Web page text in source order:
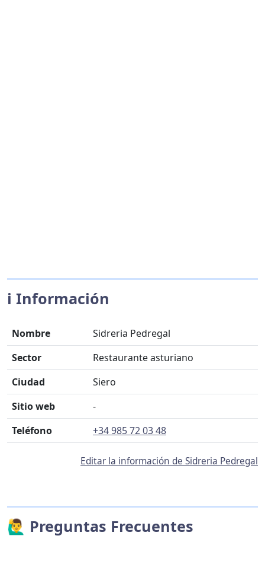
ℹ️ Información
Nombre
Sidreria Pedregal
Sector
Restaurante asturiano
Ciudad
Siero
Sitio web
-
Teléfono
+34 985 72 03 48
Editar la información de Sidreria Pedregal
🙋‍♂️ Preguntas Frecuentes